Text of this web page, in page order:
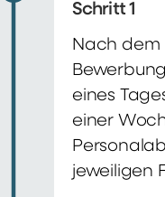
Schritt 1
Nach dem
eines
einer
jeweiligen